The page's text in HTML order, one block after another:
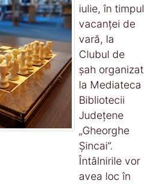
iulie, în timpul
vacanței de
vară, la
Clubul de
șah organizat
la Mediateca
Bibliotecii
Județene
„Gheorghe
Șincai”.
Întâlnirile vor
avea loc în